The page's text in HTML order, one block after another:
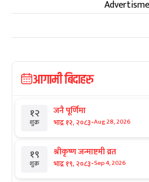
आगामी बिदाहरु
१२
शुक्र
जनै पूर्णिमा
भाद्र १२, २०८३-Aug 28, 2026
१९
शुक्र
श्रीकृष्ण जन्माष्टमी व्रत
भाद्र १९, २०८३-Sep 4, 2026